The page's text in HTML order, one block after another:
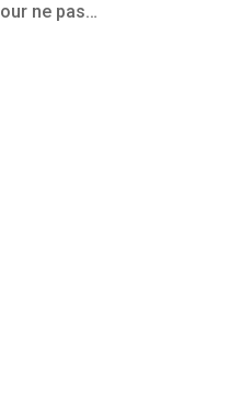
ne pas…